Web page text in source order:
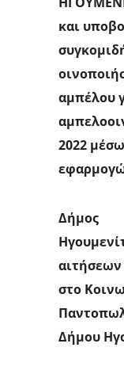
και
αμπέλου
2022
Δήμος
αιτήσεων
στο
Δήμου